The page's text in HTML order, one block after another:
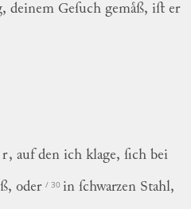
deinem Geſuch gemaͤß, iſt er
, auf den ich klage, ſich bei
oder / 30 in ſchwarzen Stahl,